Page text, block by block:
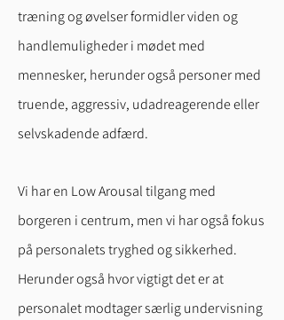
træning og øvelser formidler viden og
handlemuligheder i mødet med
mennesker, herunder også personer med
truende, aggressiv, udadreagerende eller
selvskadende adfærd.
Vi har en Low Arousal tilgang med
borgeren i centrum, men vi har også fokus
på personalets tryghed og sikkerhed.
Herunder også hvor vigtigt det er at
personalet modtager særlig undervisning